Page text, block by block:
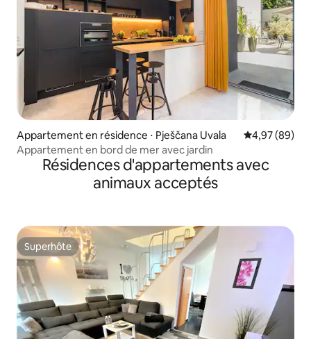
Appartement en résidence ⋅ Pješčana Uvala Évaluation
4,97 (89)
Appartement en bord de mer avec jardin
Résidences d'appartements avec
animaux acceptés
Superhôte
Superhôte